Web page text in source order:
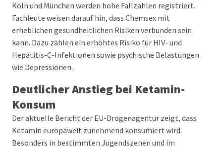
Köln und München werden hohe Fallzahlen registriert.
Fachleute weisen darauf hin, dass Chemsex mit
erheblichen gesundheitlichen Risiken verbunden sein
kann. Dazu zählen ein erhöhtes Risiko für HIV- und
Hepatitis-C-Infektionen sowie psychische Belastungen
wie Depressionen.
Deutlicher Anstieg bei Ketamin-
Konsum
Der aktuelle Bericht der EU-Drogenagentur zeigt, dass
Ketamin europaweit zunehmend konsumiert wird.
Besonders in bestimmten Jugendszenen und im